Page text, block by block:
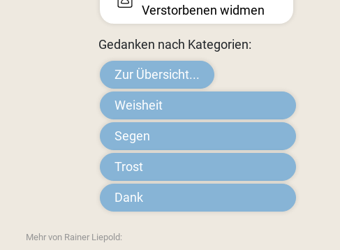
Verstorbenen widmen
Gedanken nach Kategorien:
Zur Übersicht...
Weisheit
Segen
Trost
Dank
Mehr von Rainer Liepold: